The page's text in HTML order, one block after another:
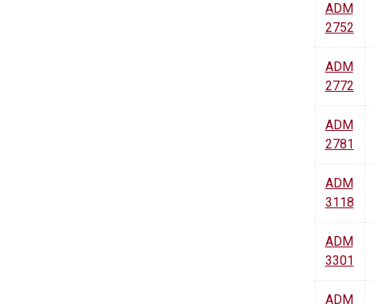
ADM
2752
ADM
2772
ADM
2781
ADM
3118
ADM
3301
ADM